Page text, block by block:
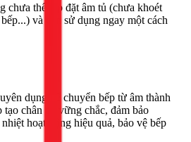
chưa thể lắp đặt âm tủ (chưa khoét
bếp...) và cần sử dụng ngay một cách
dụng để chuyển bếp từ âm thành
tạo chân đế vững chắc, đảm bảo
nhiệt hoạt động hiệu quả, bảo vệ bếp